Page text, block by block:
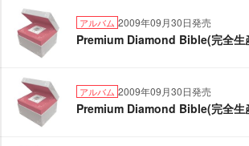
アルバム 2009年09月30日発売
Premium Diamond Bible(完全生
アルバム 2009年09月30日発売
Premium Diamond Bible(完全生